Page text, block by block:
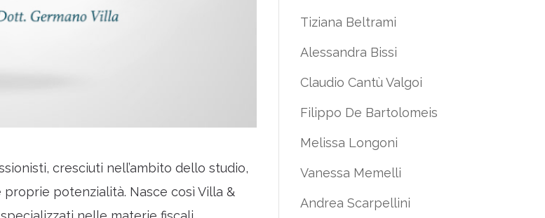
cresciuti nell’ambito dello studio,
potenzialità. Nasce così Villa &
Tiziana Beltrami
Alessandra Bissi
Claudio Cantù Valgoi
Filippo De Bartolomeis
Melissa Longoni
Vanessa Memelli
Andrea Scarpellini